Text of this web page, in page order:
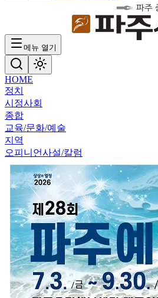
메뉴 열기
HOME
정치
시정사회
종합
교육/문화/예술
지역
오피니언사설/칼럼